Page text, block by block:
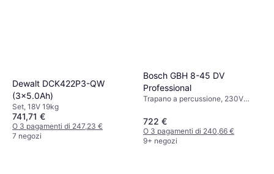
Dewalt DCK422P3-QW
(3x5.0Ah)
Set, 18V 19kg
741,71 €
O 3 pagamenti di 247,23 €
7 negozi
Bosch GBH 8-45 DV
Professional
Trapano a percussione, 230V
722 €
O 3 pagamenti di 240,66 €
9+ negozi